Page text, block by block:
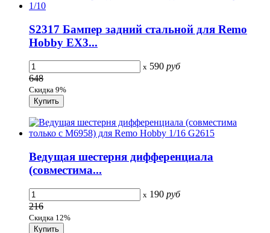
S2317 Бампер задний стальной для Remo
Hobby EX3...
x 590 руб
648
Скидка 9%
Ведущая шестерня дифференциала
(совместима...
x 190 руб
216
Скидка 12%